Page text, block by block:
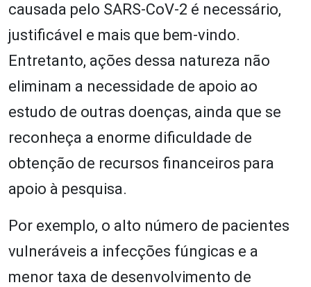
causada pelo SARS-CoV-2 é necessário,
justificável e mais que bem-vindo.
Entretanto, ações dessa natureza não
eliminam a necessidade de apoio ao
estudo de outras doenças, ainda que se
reconheça a enorme dificuldade de
obtenção de recursos financeiros para
apoio à pesquisa.
Por exemplo, o alto número de pacientes
vulneráveis a infecções fúngicas e a
menor taxa de desenvolvimento de